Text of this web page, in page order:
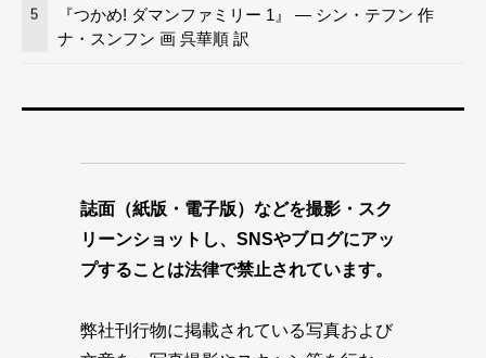
5
『つかめ! ダマンファミリー 1』 — シン・テフン 作
ナ・スンフン 画 呉華順 訳
誌面（紙版・電子版）などを撮影・スク
リーンショットし、SNSやブログにアッ
プすることは法律で禁止されています。
弊社刊行物に掲載されている写真および